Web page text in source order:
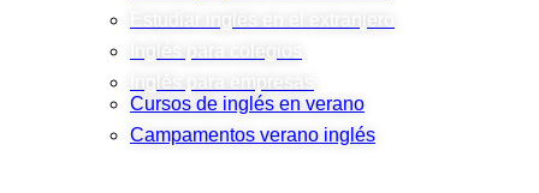
Estudiar inglés en el extranjero
Inglés para colegios
Inglés para empresas
Cursos de inglés en verano
Campamentos verano inglés